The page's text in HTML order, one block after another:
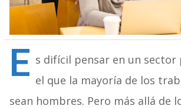
E s difícil pensar en un sector
el que la mayoría de los
sean hombres. Pero más allá de